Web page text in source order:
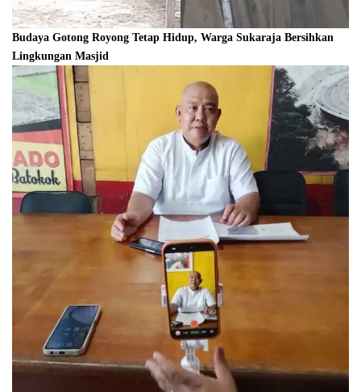
Budaya Gotong Royong Tetap Hidup, Warga Sukaraja Bersihkan
Lingkungan Masjid